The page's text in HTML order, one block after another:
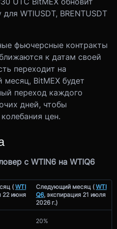
WTIUSDT, BRENTUSDT
фьючерсные контракты
к датам своей
переходит на
BitMEX будет
переход каждого
дней, чтобы
цен.
с WTIN6 на WTIQ6
(WTI
22 июня
Следующий месяц ( WTI
Q6, экспирация 21 июля
2026 г.)
20%